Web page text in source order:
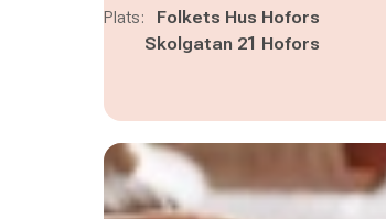
Plats:
Folkets Hus Hofors
Skolgatan 21 Hofors